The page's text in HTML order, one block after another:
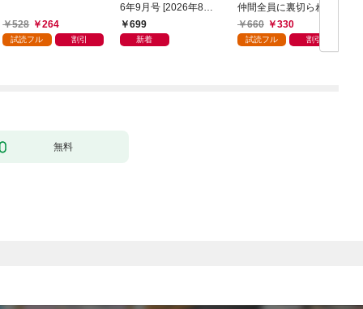
528 264
試読フル 割引
6年9月号 [2026年8月6
日発売]
699
新着
仲間全員に裏切られた
ので最強の魔物と組み
ます 1巻
660 330
試読フル 割引
無料